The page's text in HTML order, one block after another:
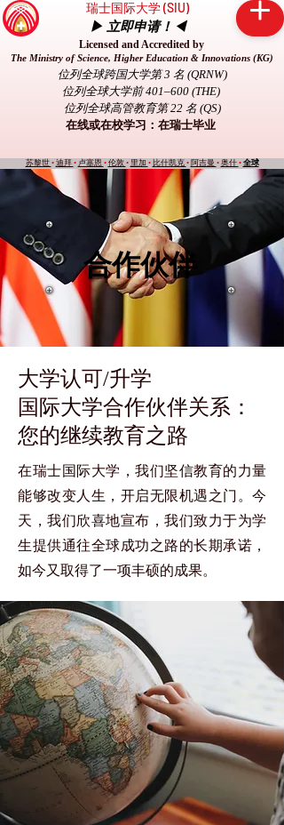
瑞士国际大学 (SIU)
▶ 立即申请！◀
Licensed and Accredited by
The Ministry of Science, Higher Education & Innovations (KG)
位列全球跨国大学第 3 名 (QRNW)
位列全球大学前 401–600 (THE)
位列全球高管教育第 22 名 (QS)
在线或在校学习：在瑞士毕业
苏黎世 • 迪拜 • 卢塞恩 • 伦敦 • 里加 • 比什凯克 • 阿吉曼 • 奥什 • 全球
合作伙伴
大学认可/升学
国际大学合作伙伴关系：
您的继续教育之路
在瑞士国际大学，我们坚信教育的力量
能够改变人生，开启无限机遇之门。今
天，我们欣喜地宣布，我们致力于为学
生提供通往全球成功之路的长期承诺，
如今又取得了一项丰硕的成果。